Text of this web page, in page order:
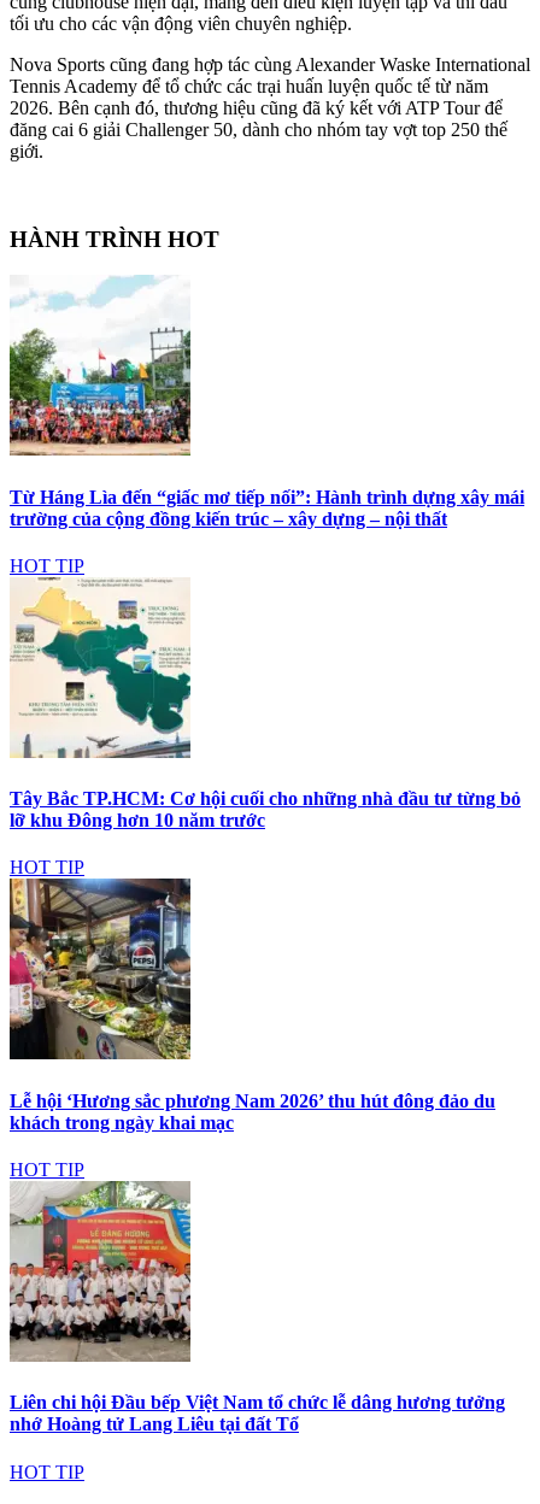
tối ưu cho các vận động viên chuyên nghiệp.
Nova Sports cũng đang hợp tác cùng Alexander Waske International
Tennis Academy để tổ chức các trại huấn luyện quốc tế từ năm
2026. Bên cạnh đó, thương hiệu cũng đã ký kết với ATP Tour để
đăng cai 6 giải Challenger 50, dành cho nhóm tay vợt top 250 thế
giới.­­­­
HÀNH TRÌNH HOT
Từ Háng Lìa đến “giấc mơ tiếp nối”: Hành trình dựng xây mái
trường của cộng đồng kiến trúc – xây dựng – nội thất
HOT TIP
Tây Bắc TP.HCM: Cơ hội cuối cho những nhà đầu tư từng bỏ
lỡ khu Đông hơn 10 năm trước
HOT TIP
Lễ hội ‘Hương sắc phương Nam 2026’ thu hút đông đảo du
khách trong ngày khai mạc
HOT TIP
Liên chi hội Đầu bếp Việt Nam tổ chức lễ dâng hương tưởng
nhớ Hoàng tử Lang Liêu tại đất Tổ
HOT TIP